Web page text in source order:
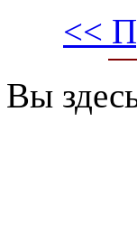
<<
Вы